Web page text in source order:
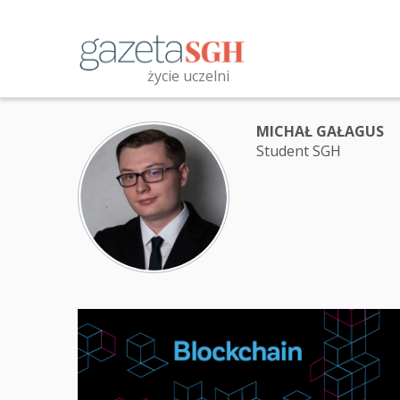
życie uczelni
Przeszukaj witrynę
MICHAŁ GAŁAGUS
Student SGH